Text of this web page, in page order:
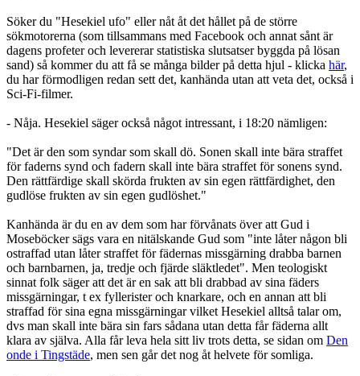
Söker du "Hesekiel ufo" eller nåt åt det hållet på de större
sökmotorerna (som tillsammans med Facebook och annat sånt är
dagens profeter och levererar statistiska slutsatser byggda på lösan
sand) så kommer du att få se många bilder på detta hjul - klicka här,
du har förmodligen redan sett det, kanhända utan att veta det, också i
Sci-Fi-filmer.
- Nåja. Hesekiel säger också något intressant, i 18:20 nämligen:
"Det är den som syndar som skall dö. Sonen skall inte bära straffet
för faderns synd och fadern skall inte bära straffet för sonens synd.
Den rättfärdige skall skörda frukten av sin egen rättfärdighet, den
gudlöse frukten av sin egen gudlöshet."
Kanhända är du en av dem som har förvånats över att Gud i
Moseböcker sägs vara en nitälskande Gud som "inte låter någon bli
ostraffad utan låter straffet för fädernas missgärning drabba barnen
och barnbarnen, ja, tredje och fjärde släktledet". Men teologiskt
sinnat folk säger att det är en sak att bli drabbad av sina fäders
missgärningar, t ex fyllerister och knarkare, och en annan att bli
straffad för sina egna missgärningar vilket Hesekiel alltså talar om,
dvs man skall inte bära sin fars sådana utan detta får fäderna allt
klara av själva. Alla får leva hela sitt liv trots detta, se sidan om Den
onde i Tingstäde, men sen går det nog åt helvete för somliga.